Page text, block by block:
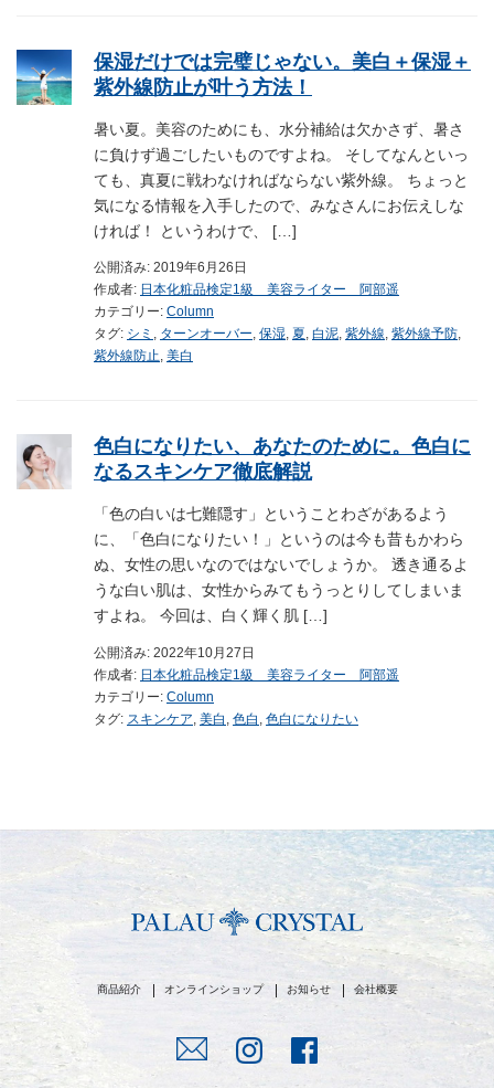
保湿だけでは完璧じゃない。美白＋保湿＋
紫外線防止が叶う方法！
暑い夏。美容のためにも、水分補給は欠かさず、暑さ
に負けず過ごしたいものですよね。 そしてなんといっ
ても、真夏に戦わなければならない紫外線。 ちょっと
気になる情報を入手したので、みなさんにお伝えしな
ければ！ というわけで、 […]
公開済み: 2019年6月26日
作成者: 日本化粧品検定1級 美容ライター 阿部遥
カテゴリー: Column
タグ: シミ , ターンオーバー, 保湿, 夏, 白泥, 紫外線, 紫外線予防,
紫外線防止, 美白
色白になりたい、あなたのために。色白に
なるスキンケア徹底解説
「色の白いは七難隠す」ということわざがあるよう
に、「色白になりたい！」というのは今も昔もかわら
ぬ、女性の思いなのではないでしょうか。 透き通るよ
うな白い肌は、女性からみてもうっとりしてしまいま
すよね。 今回は、白く輝く肌 […]
公開済み: 2022年10月27日
作成者: 日本化粧品検定1級 美容ライター 阿部遥
カテゴリー: Column
タグ: スキンケア 美白 色白 色白になりたい
商品紹介 オンラインショップ お知らせ 会社概要